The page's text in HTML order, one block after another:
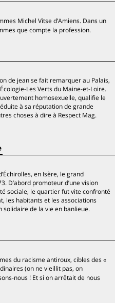
Michel Vitse d’Amiens. Dans un
que compte la profession.
de jean se fait remarquer au Palais,
Les Verts du Maine-et-Loire.
homosexuelle, qualifie le
à sa réputation de grande
choses à dire à Respect Mag.
en Isère, le grand
D’abord promoteur d’une vision
sociale, le quartier fut vite confronté
les habitants et les associations
de la vie en banlieue.
du racisme antiroux, cibles des «
(on ne vieillit pas, on
nous ! Et si on arrêtait de nous